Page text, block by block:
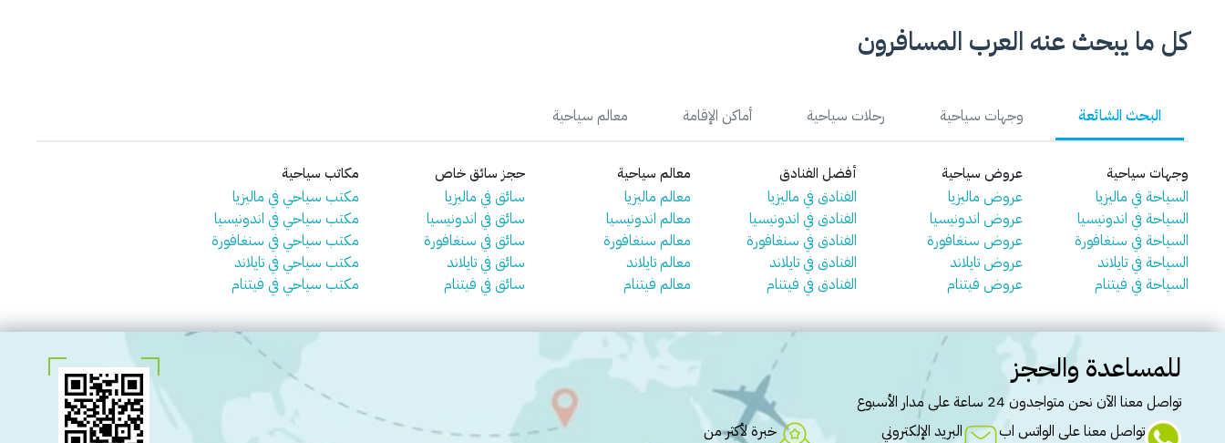
كل ما يبحث عنه العرب المسافرون
البحث الشائعة وجهات سياحية رحلات سياحية أماكن الإقامة معالم سياحية
وجهات سياحية
السياحة في ماليزيا
السياحة في اندونيسيا
السياحة في سنغافورة
السياحة في تايلاند
السياحة في فيتنام
عروض سياحية
عروض ماليزيا
عروض اندونيسيا
عروض سنغافورة
عروض تايلاند
عروض فيتنام
أفضل الفنادق
الفنادق في ماليزيا
الفنادق في اندونيسيا
الفنادق في سنغافورة
الفنادق في تايلاند
الفنادق في فيتنام
معالم سياحية
معالم ماليزيا
معالم اندونيسيا
معالم سنغافورة
معالم تايلاند
معالم فيتنام
حجز سائق خاص
سائق في ماليزيا
سائق في اندونيسيا
سائق في سنغافورة
سائق في تايلاند
سائق في فيتنام
مكاتب سياحية
مكتب سياحي في ماليزيا
مكتب سياحي في اندونيسيا
مكتب سياحي في سنغافورة
مكتب سياحي في تايلاند
مكتب سياحي في فيتنام
للمساعدة والحجز
تواصل معنا الآن نحن متواجدون 24 ساعة على مدار الأسبوع
تواصل معنا على الواتس اب
البريد الإلكتروني خبرة لأكثر من